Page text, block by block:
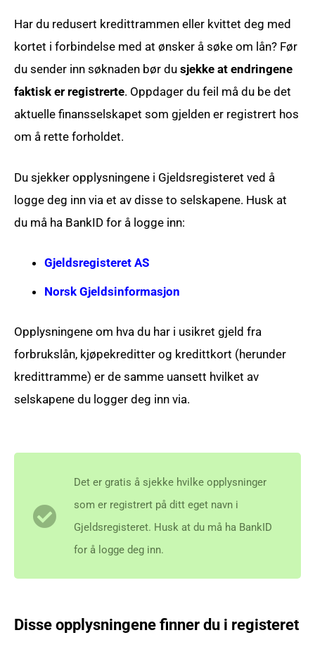
Har du redusert kredittrammen eller kvittet deg med
kortet i forbindelse med at ønsker å søke om lån? Før
du sender inn søknaden bør dusjekke at endringene
faktisk er registrerte. Oppdager du feil må du be det
aktuelle finansselskapet som gjelden er registrert hos
om å rette forholdet.
Du sjekker opplysningene i Gjeldsregisteret ved å
logge deg inn via et av disse to selskapene. Husk at
du må ha BankID for å logge inn:
Gjeldsregisteret AS
Norsk Gjeldsinformasjon
Opplysningene om hva du har i usikret gjeld fra
forbrukslån, kjøpekreditter og kredittkort (herunder
kredittramme) er de samme uansett hvilket av
selskapene du logger deg inn via.
Det er gratis å sjekke hvilke opplysninger
som er registrert på ditt eget navn i
Gjeldsregisteret. Husk at du må ha BankID
for å logge deg inn.
Disse opplysningene finner du i registeret